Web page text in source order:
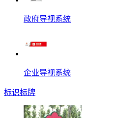
政府导视系统
企业导视系统
标识标牌